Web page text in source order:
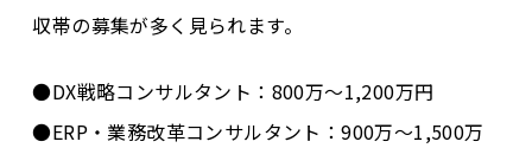
収帯の募集が多く見られます。
DX戦略コンサルタント：800万～1,200万円
ERP・業務改革コンサルタント：900万～1,500万